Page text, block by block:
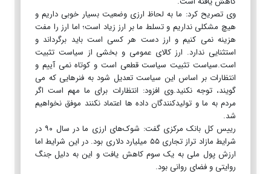
وی تصریح کرد: ما به لحاظ ارزی وضعیت بسیار خوبی داریم و
هیچ مشکلی نداریم و تسلط ما بر ارز زیاد است؛ اما ارز را مفت
هزینه نمی کنیم و ارز دست هر کسی است باید برگرداند و
استثنایی ندارد. ارز کالای عمومی و بخشی از سیاست تثبیت
است.سیاست تثبیت سیاست قطعی است و کوتاه نمی آییم و
انتظارات بر اساس این سیاست تعدیل شود به فنرهایی که می
گویند، توجه نکنید.وی افزود: انتظارات برای ما مهم است اگر
مردم به ما و تولیدکنندگان داده ها اعتماد نکنند موفق نخواهیم
شد.
رییس کل بانک مرکزی گفت: شوک‌های ارزی ما در سال ۹۰ در
شرایط مازاد تراز تجاری ۵۵ میلیارد دلاری بود. در این شرایط اما
ارزش پول ملی به یک سوم کاهش یافت و این به دلیل جنگ
روایتی و فضای روانی بود.